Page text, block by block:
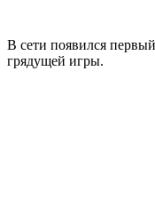
В сети появился
грядущей игры.